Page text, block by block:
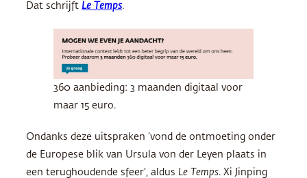
Dat schrijft Le Temps.
360 aanbieding: 3 maanden digitaal voor
maar 15 euro.
Ondanks deze uitspraken ‘vond de ontmoeting onder
de Europese blik van Ursula von der Leyen plaats in
een terughoudende sfeer’, aldus Le Temps. Xi Jinping